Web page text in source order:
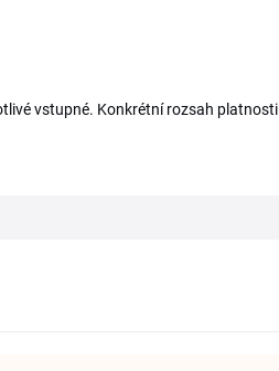
vstupné. Konkrétní rozsah